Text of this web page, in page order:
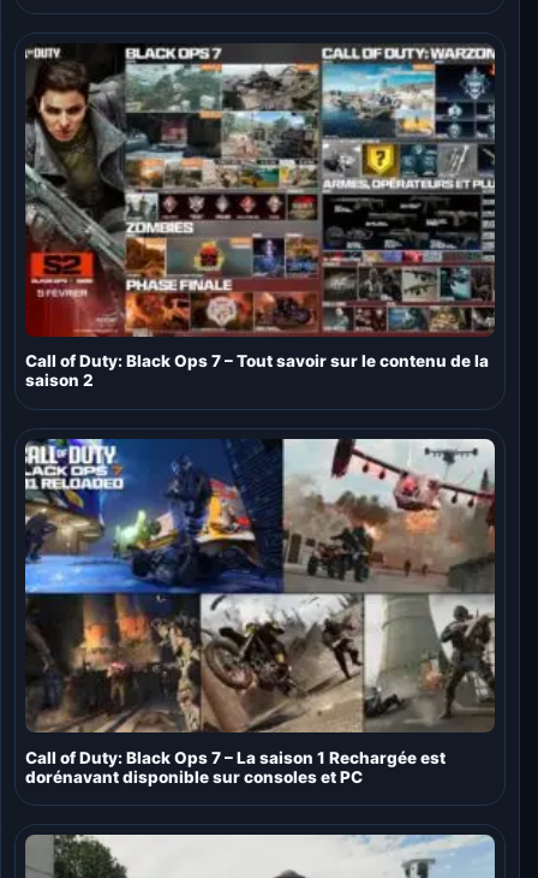
Call of Duty: Black Ops 7 – Tout savoir sur le contenu de la
saison 2
Call of Duty: Black Ops 7 – La saison 1 Rechargée est
dorénavant disponible sur consoles et PC